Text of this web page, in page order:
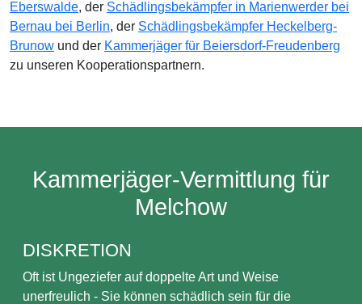
Eberswalde, der Schädlingsbekämpfer in Marienwerder bei
Bernau bei Berlin, der Schädlingsbekämpfer Heckelberg-
Brunow und der Kammerjäger für Beiersdorf-Freudenberg
zu unseren Kooperationspartnern.
Kammerjäger-Vermittlung für
Melchow
DISKRETION
Oft ist Ungeziefer auf doppelte Art und Weise
unerfreulich - Sie können schädlich sein für die